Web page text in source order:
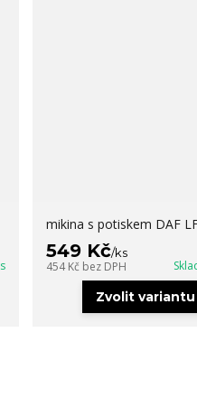
mikina s potiskem DAF
549 Kč/ks
454 Kč bez DPH
Zvolit variantu